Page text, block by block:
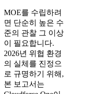
MOE를 수립하려
면 단순히 높은 수
준의 관찰 그 이상
이 필요합니다.
2026년 위협 환경
의 실체를 진정으
로 규명하기 위해,
본 보고서는